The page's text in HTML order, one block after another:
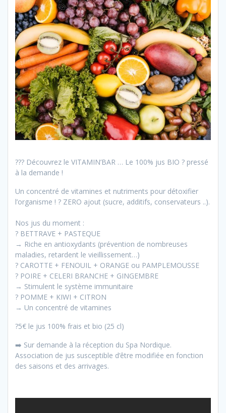
??? Découvrez le VITAMIN’BAR … Le 100% jus BIO ? pressé
à la demande !
Un concentré de vitamines et nutriments pour détoxifier
l’organisme ! ? ZERO ajout (sucre, additifs, conservateurs ..).
Nos jus du moment :
? BETTRAVE + PASTEQUE
→ Riche en antioxydants (prévention de nombreuses
maladies, retardent le vieillissement…)
? CAROTTE + FENOUIL + ORANGE ou PAMPLEMOUSSE
? POIRE + CELERI BRANCHE + GINGEMBRE
→ Stimulent le système immunitaire
? POMME + KIWI + CITRON
→ Un concentré de vitamines
?5€ le jus 100% frais et bio (25 cl)
➡️ Sur demande à la réception du Spa Nordique.
Association de jus susceptible d’être modifiée en fonction
des saisons et des arrivages.